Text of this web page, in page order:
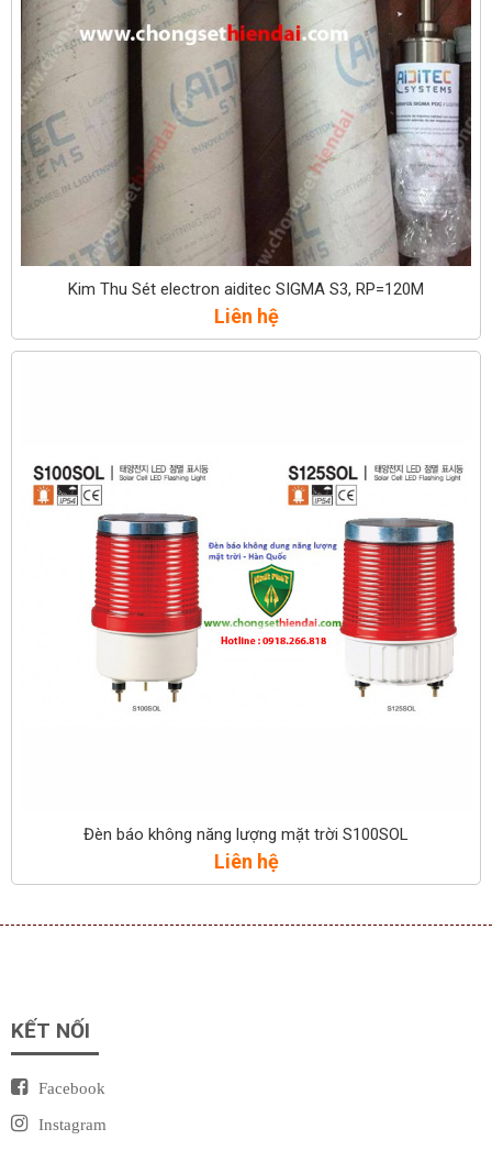
Kim Thu Sét electron aiditec SIGMA S3, RP=120M
Liên hệ
Đèn báo không năng lượng mặt trời S100SOL
Liên hệ
KẾT NỐI
Facebook
Instagram